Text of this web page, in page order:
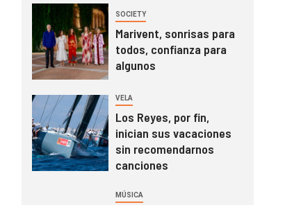
SOCIETY
Marivent, sonrisas para
todos, confianza para
algunos
VELA
Los Reyes, por fin,
inician sus vacaciones
sin recomendarnos
canciones
MÚSICA